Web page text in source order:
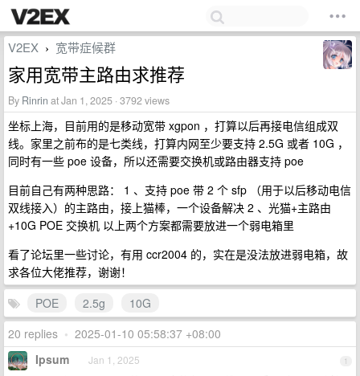
V2EX › 宽带症候群
家用宽带主路由求推荐
By Rinrin at Jan 1, 2025 · 3792 views
坐标上海，目前用的是移动宽带 xgpon ，打算以后再接电信组成双
线。家里之前布的是七类线，打算内网至少要支持 2.5G 或者 10G ，
同时有一些 poe 设备，所以还需要交换机或路由器支持 poe
目前自己有两种思路： 1 、支持 poe 带 2 个 sfp （用于以后移动电信
双线接入）的主路由，接上猫棒，一个设备解决 2 、光猫+主路由
+10G POE 交换机 以上两个方案都需要放进一个弱电箱里
看了论坛里一些讨论，有用 ccr2004 的，实在是没法放进弱电箱，故
求各位大佬推荐，谢谢！
POE
2.5g
10G
20 replies • 2025-01-10 05:58:37 +08:00
1
Ipsum Jan 1, 2025